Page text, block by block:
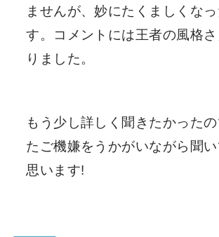
ませんが、妙にたくましくな
す。コメントには王者の風格
りました。
もう少し詳しく聞きたかった
たご機嫌をうかがいながら聞
思います!